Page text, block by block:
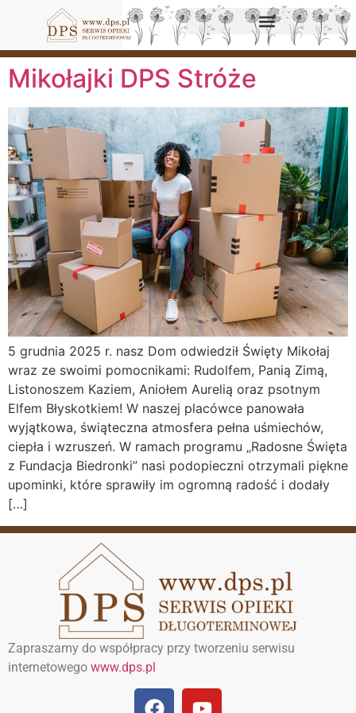
Mikołajki DPS Stróże
5 grudnia 2025 r. nasz Dom odwiedził Święty Mikołaj
wraz ze swoimi pomocnikami: Rudolfem, Panią Zimą,
Listonoszem Kaziem, Aniołem Aurelią oraz psotnym
Elfem Błyskotkiem! W naszej placówce panowała
wyjątkowa, świąteczna atmosfera pełna uśmiechów,
ciepła i wzruszeń. W ramach programu „Radosne Święta
z Fundacja Biedronki” nasi podopieczni otrzymali piękne
upominki, które sprawiły im ogromną radość i dodały
[…]
Zapraszamy do współpracy przy tworzeniu serwisu
internetowego www.dps.pl